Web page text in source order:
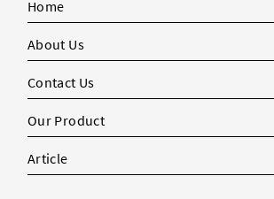
Home
About Us
Contact Us
Our Product
Article